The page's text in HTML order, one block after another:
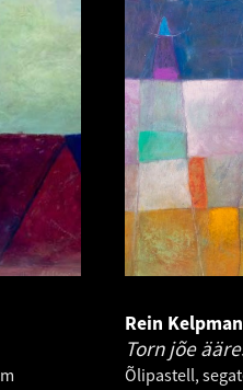
Rein Kelpman
Torn jõe
Õlipastell,